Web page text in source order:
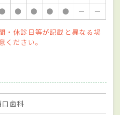
● ● ● ● － －
・休診日等が記載と異なる場
ださい。
歯科